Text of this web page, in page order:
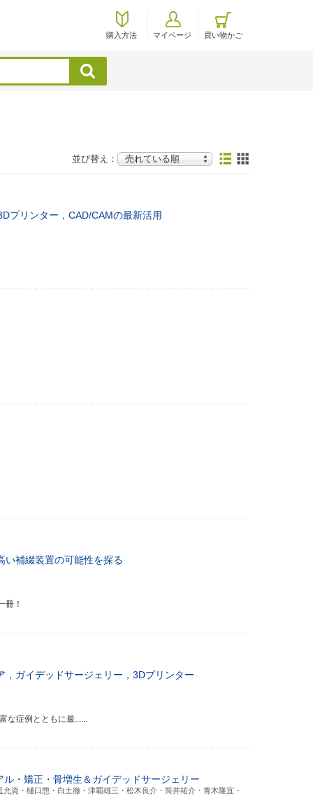
購入方法 マイページ 買い物かご
検索
並び替え：
プリンター，CAD/CAMの最新活用
い補綴装置の可能性を探る
冊！
ガイデッドサージェリー，3Dプリンター
な症例とともに最......
・矯正・骨増生＆ガイデッドサージェリー
資・樋口惣・白土徹・津覇雄三・松木良介・筒井祐介・青木隆宜・